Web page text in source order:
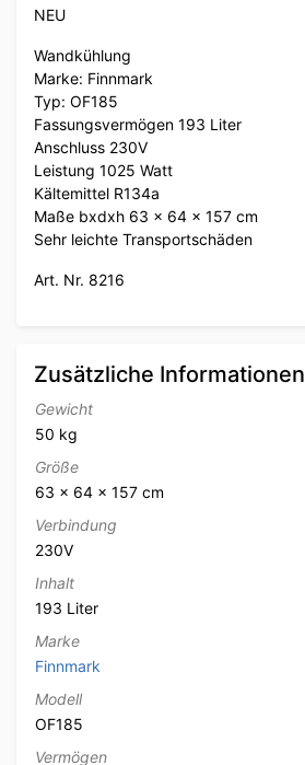
NEU
Wandkühlung
Marke: Finnmark
Typ: OF185
Fassungsvermögen 193 Liter
Anschluss 230V
Leistung 1025 Watt
Kältemittel R134a
Maße bxdxh 63 x 64 x 157 cm
Sehr leichte Transportschäden
Art. Nr. 8216
Zusätzliche Informationen
Gewicht
50 kg
Größe
63 × 64 × 157 cm
Verbindung
230V
Inhalt
193 Liter
Marke
Finnmark
Modell
OF185
Vermögen